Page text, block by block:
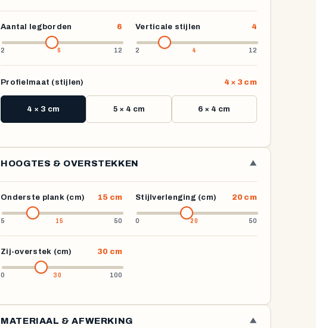
Aantal legborden 6
2 12
Verticale stijlen 4
2 12
Profielmaat (stijlen) 4 × 3 cm
4 × 3 cm 5 × 4 cm 6 × 4 cm
HOOGTES & OVERSTEKKEN ▼
Onderste plank (cm) 15 cm
5 50
Stijlverlenging (cm) 20 cm
0 50
Zij-overstek (cm) 30 cm
0 100
MATERIAAL & AFWERKING ▼